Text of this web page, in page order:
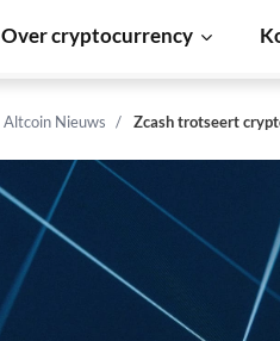
Over cryptocurrency
Altcoin Nieuws Zcash trotseert